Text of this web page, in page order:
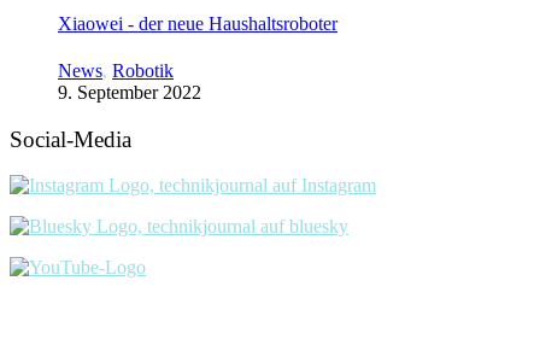
Xiaowei - der neue Haushaltsroboter
News, Robotik
9. September 2022
Social-Media